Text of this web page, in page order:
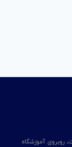
روبروی آموزشگاه